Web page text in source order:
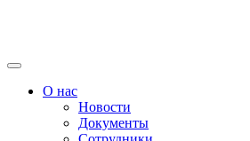
О нас
Новости
Документы